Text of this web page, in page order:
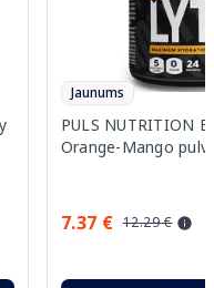
Jaunums
PULS NUTRITION
Orange-Mango
7.37 € 12.29 €